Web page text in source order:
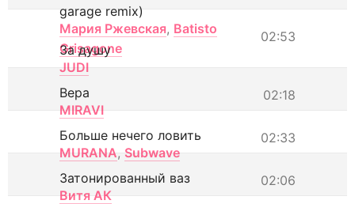
garage remix)
Мария Ржевская, Batisto
Grisagone
02:53
За душу
JUDI
02:18
Вера
MIRAVI
02:33
Больше нечего ловить
MURANA, Subwave
02:06
Затонированный ваз
Витя АК